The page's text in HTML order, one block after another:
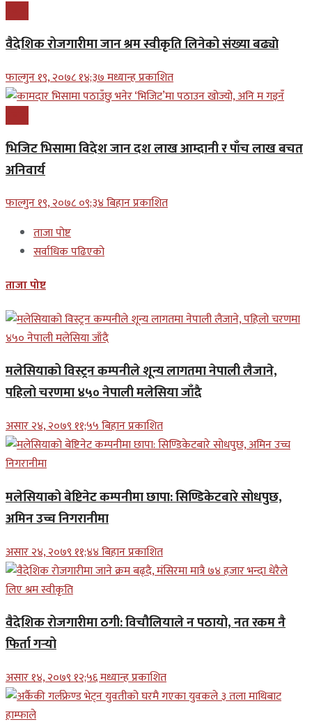
वैदेशिक रोजगारीमा जान श्रम स्वीकृति लिनेको संख्या बढ्याे
फाल्गुन १९, २०७८ १४;३७ मध्यान्ह प्रकाशित
भिजिट भिसामा विदेश जान दश लाख आम्दानी र पाँच लाख बचत
अनिवार्य
फाल्गुन १९, २०७८ ०९;३४ बिहान प्रकाशित
ताजा पोष्ट
सर्वाधिक पढिएको
ताजा पोष्ट
मलेसियाको विस्ट्रन कम्पनीले शून्य लागतमा नेपाली लैजाने,
पहिलो चरणमा ४५० नेपाली मलेसिया जाँदै
असार २४, २०७९ ११;५५ बिहान प्रकाशित
मलेसियाको बेष्टिनेट कम्पनीमा छापा: सिण्डिकेटबारे सोधपुछ,
अमिन उच्च निगरानीमा
असार २४, २०७९ ११;४४ बिहान प्रकाशित
वैदेशिक रोजगारीमा ठगी: विचौलियाले न पठायो, नत रकम नै
फिर्ता गर्‍यो
असार १४, २०७९ १२;५६ मध्यान्ह प्रकाशित